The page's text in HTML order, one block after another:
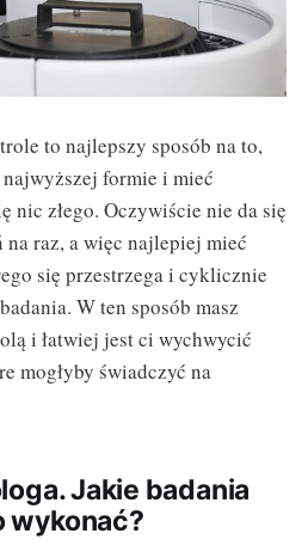
to najlepszy sposób na to,
formie i mieć
nic złego. Oczywiście nie da się
raz, a więc najlepiej mieć
się przestrzega i cyklicznie
W ten sposób masz
i łatwiej jest ci wychwycić
mogłyby świadczyć na
Jakie badania
wykonać?